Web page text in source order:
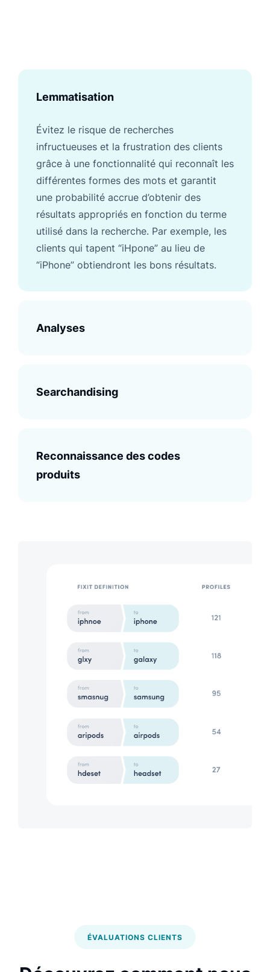
Lemmatisation
Évitez le risque de recherches
infructueuses et la frustration des clients
grâce à une fonctionnalité qui reconnaît les
différentes formes des mots et garantit
une probabilité accrue d’obtenir des
résultats appropriés en fonction du terme
utilisé dans la recherche. Par exemple, les
clients qui tapent “iHpone” au lieu de
“iPhone” obtiendront les bons résultats.
Analyses
Searchandising
Reconnaissance des codes
produits
ÉVALUATIONS CLIENTS